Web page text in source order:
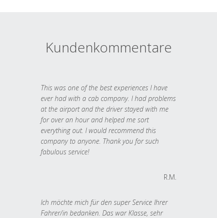
Kundenkommentare
This was one of the best experiences I have
ever had with a cab company. I had problems
at the airport and the driver stayed with me
for over an hour and helped me sort
everything out. I would recommend this
company to anyone. Thank you for such
fabulous service!
R.M.
Ich möchte mich für den super Service Ihrer
Fahrer/in bedanken. Das war Klasse, sehr